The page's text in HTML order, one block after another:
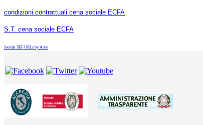
condizioni contrattuali cena sociale ECFA
S.T. cena sociale ECFA
Joomla SEF URLs by Artio